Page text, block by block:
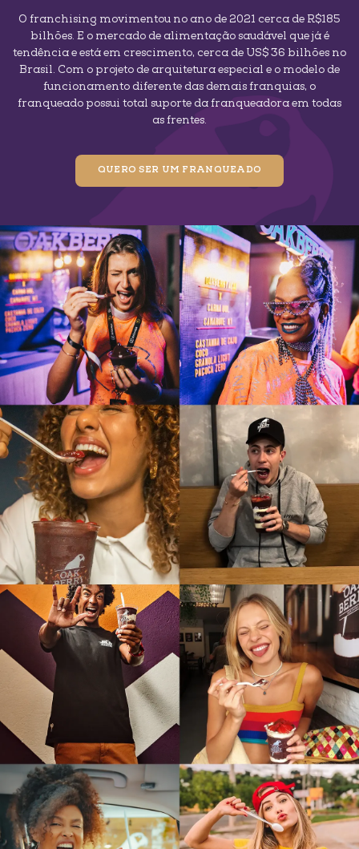
O franchising movimentou no ano de 2021 cerca de R$185
bilhões. E o mercado de alimentação saudável que já é
tendência e está em crescimento, cerca de US$ 36 bilhões no
Brasil. Com o projeto de arquitetura especial e o modelo de
funcionamento diferente das demais franquias, o
franqueado possui total suporte da franqueadora em todas
as frentes.
QUERO SER UM FRANQUEADO